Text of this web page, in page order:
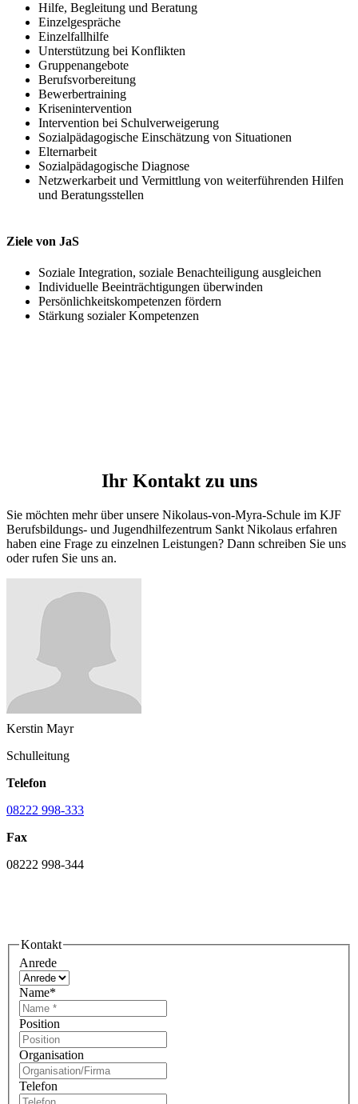
Hilfe, Begleitung und Beratung
Einzelgespräche
Einzelfallhilfe
Unterstützung bei Konflikten
Gruppenangebote
Berufsvorbereitung
Bewerbertraining
Krisenintervention
Intervention bei Schulverweigerung
Sozialpädagogische Einschätzung von Situationen
Elternarbeit
Sozialpädagogische Diagnose
Netzwerkarbeit und Vermittlung von weiterführenden Hilfen
und Beratungsstellen
Ziele von JaS
Soziale Integration, soziale Benachteiligung ausgleichen
Individuelle Beeinträchtigungen überwinden
Persönlichkeitskompetenzen fördern
Stärkung sozialer Kompetenzen
Ihr Kontakt zu uns
Sie möchten mehr über unsere Nikolaus-von-Myra-Schule im KJF
Berufsbildungs- und Jugendhilfezentrum Sankt Nikolaus erfahren
haben eine Frage zu einzelnen Leistungen? Dann schreiben Sie uns
oder rufen Sie uns an.
Kerstin Mayr
Schulleitung
Telefon
08222 998-333
Fax
08222 998-344
Kontakt
Anrede
Name*
Position
Organisation
Telefon